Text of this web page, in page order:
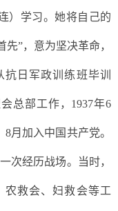
）学习。她将自己的
”，意为坚决革命，
日军政训练班毕训
总部工作，1937年6
月加入中国共产党。
次经历战场。当时，
农救会、妇救会等工